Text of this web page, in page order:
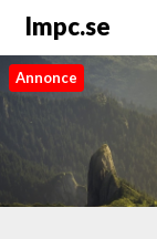
Impc.se
Annonce